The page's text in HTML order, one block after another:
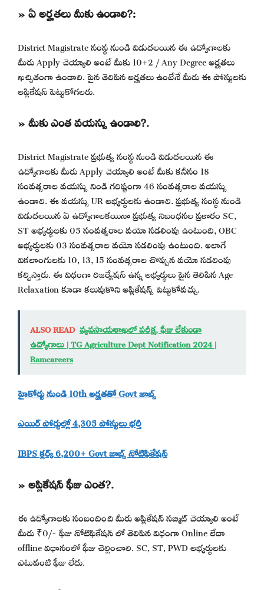
» ఏ అర్హతలు మీకు ఉండాలి?:
District Magistrate సంస్థ నుండి విడుదలయిన ఈ ఉద్యోగాలకు
మీరు Apply చెయ్యాలి అంటే మీకు 10+2 / Any Degree అర్హతలు
ఖచ్చితంగా ఉండాలి. పైన తెలిపిన అర్హతలు ఉంటేనే మీరు ఈ పోస్టులకు
అప్లికేషన్ పెట్టుకోగలరు.
» మీకు ఎంత వయస్సు ఉండాలి?.
District Magistrate ప్రభుత్వ సంస్థ నుండి విడుదలయిన ఈ
ఉద్యోగాలకు మీరు Apply చెయ్యాలి అంటే మీకు కనీసం 18
సంవత్సరాల వయస్సు నిండి గరిష్టంగా 46 సంవత్సరాల వయస్సు
ఉండాలి. ఈ వయస్సు UR అభ్యర్థులకు ఉండాలి. ప్రభుత్వ సంస్థ నుండి
విడుదలయిన ఏ ఉద్యోగాలకయినా ప్రభుత్వ నిబంధనల ప్రకారం SC,
ST అభ్యర్థులకు 05 సంవత్సరాల వయో సడలింపు ఉంటుంది, OBC
అభ్యర్థులకు 03 సంవత్సరాల వయో సడలింపు ఉంటుంది. అలాగే
వికలాంగులకు 10, 13, 15 సంవత్సరాల చొప్పున వయో సడలింపు
కల్పిస్తారు. ఈ విధంగా రిజర్వేషన్ ఉన్న అభ్యర్థులు పైన తెలిపిన Age
Relaxation కూడా కలుపుకొని అప్లికేషన్స్ పెట్టుకోవచ్చు.
ALSO READ వ్యవసాయశాఖలో పరీక్ష, ఫీజు లేకుండా
ఉద్యోగాలు | TG Agriculture Dept Notification 2024 |
Ramcareers
హైకోర్టు నుండి 10th అర్హతతో Govt జాబ్స్
ఎయిర్ పోర్టుల్లో 4,305 పోస్టులు భర్తీ
IBPS క్లర్క్ 6,200+ Govt జాబ్స్ నోటిఫికేషన్
» అప్లికేషన్ ఫీజు ఎంత?.
ఈ ఉద్యోగాలకు సంబందించి మీరు అప్లికేషన్ సబ్మిట్ చెయ్యాలి అంటే
మీరు ₹0/- ఫీజు నోటిఫికేషన్ లో తెలిపిన విధంగా Online లేదా
offline విధానంలో ఫీజు చెల్లించాలి. SC, ST, PWD అభ్యర్థులకు
ఎటువంటి ఫీజు లేదు.